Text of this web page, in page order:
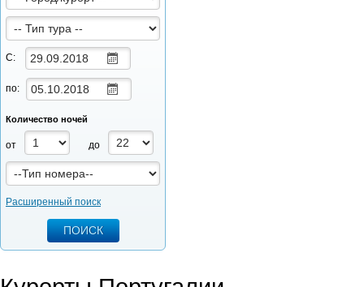
С:
по:
Количество ночей
от до
Расширенный поиск